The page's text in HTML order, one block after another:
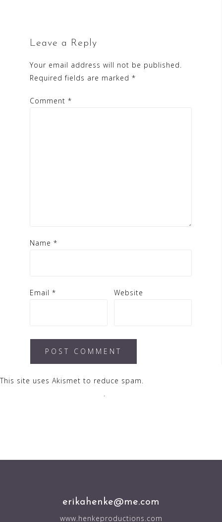
Leave a Reply
Your email address will not be published.
Required fields are marked *
Comment *
Name *
Email * Website
This site uses Akismet to reduce spam.
erikahenke@me.com
www.henkeproductions.com